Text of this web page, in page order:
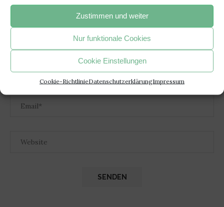
Zustimmen und weiter
Nur funktionale Cookies
Cookie Einstellungen
Cookie-RichtlinieDatenschutzerklärungImpressum